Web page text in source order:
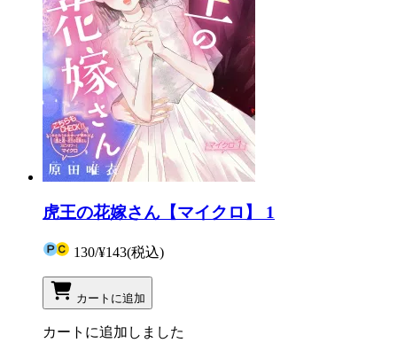
虎王の花嫁さん【マイクロ】 1
130/¥143(税込)
カートに追加
カートに追加しました